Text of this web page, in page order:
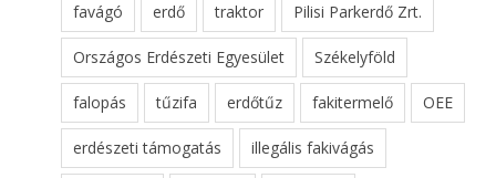
favágó erdő traktor Pilisi Parkerdő Zrt.
Országos Erdészeti Egyesület Székelyföld
falopás tűzifa erdőtűz fakitermelő OEE
erdészeti támogatás illegális fakivágás